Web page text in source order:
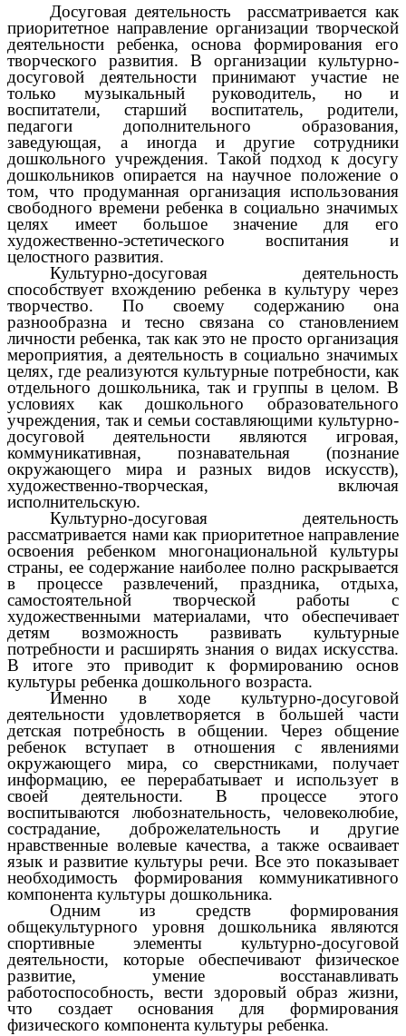
Досуговая деятельность рассматривается как
приоритетное направление организации творческой
деятельности ребенка, основа формирования его
творческого развития. В организации культурно-
досуговой деятельности принимают участие не
только музыкальный руководитель, но и
воспитатели, старший воспитатель, родители,
педагоги дополнительного образования,
заведующая, а иногда и другие сотрудники
дошкольного учреждения. Такой подход к досугу
дошкольников опирается на научное положение о
том, что продуманная организация использования
свободного времени ребенка в социально значимых
целях имеет большое значение для его
художественно-эстетического воспитания и
целостного развития.
Культурно-досуговая деятельность
способствует вхождению ребенка в культуру через
творчество. По своему содержанию она
разнообразна и тесно связана со становлением
личности ребенка, так как это не просто организация
мероприятия, а деятельность в социально значимых
целях, где реализуются культурные потребности, как
отдельного дошкольника, так и группы в целом. В
условиях как дошкольного образовательного
учреждения, так и семьи составляющими культурно-
досуговой деятельности являются игровая,
коммуникативная, познавательная (познание
окружающего мира и разных видов искусств),
художественно-творческая, включая
исполнительскую.
Культурно-досуговая деятельность
рассматривается нами как приоритетное направление
освоения ребенком многонациональной культуры
страны, ее содержание наиболее полно раскрывается
в процессе развлечений, праздника, отдыха,
самостоятельной творческой работы с
художественными материалами, что обеспечивает
детям возможность развивать культурные
потребности и расширять знания о видах искусства.
В итоге это приводит к формированию основ
культуры ребенка дошкольного возраста.
Именно в ходе культурно-досуговой
деятельности удовлетворяется в большей части
детская потребность в общении. Через общение
ребенок вступает в отношения с явлениями
окружающего мира, со сверстниками, получает
информацию, ее перерабатывает и использует в
своей деятельности. В процессе этого
воспитываются любознательность, человеколюбие,
сострадание, доброжелательность и другие
нравственные волевые качества, а также осваивает
язык и развитие культуры речи. Все это показывает
необходимость формирования коммуникативного
компонента культуры дошкольника.
Одним из средств формирования
общекультурного уровня дошкольника являются
спортивные элементы культурно-досуговой
деятельности, которые обеспечивают физическое
развитие, умение восстанавливать
работоспособность, вести здоровый образ жизни,
что создает основания для формирования
физического компонента культуры ребенка.